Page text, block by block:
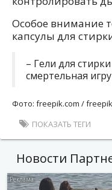
Особое внимание
капсулы для
– Гели для
смертельная
Фото: freepik.com / freepik
ПОКАЗАТЬ ТЕГИ
Новости